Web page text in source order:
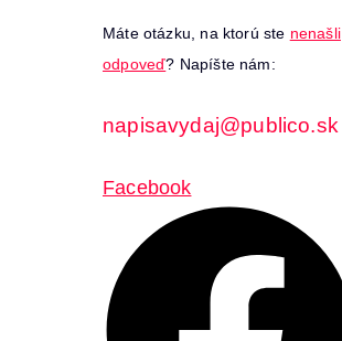
Máte otázku, na ktorú ste nenašli
odpoveď? Napíšte nám:
napisavydaj@publico.sk
Facebook